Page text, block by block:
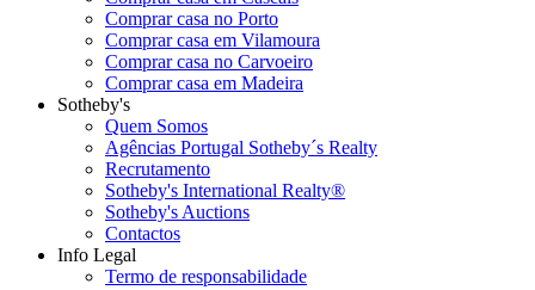
Comprar casa no Porto
Comprar casa em Vilamoura
Comprar casa no Carvoeiro
Comprar casa em Madeira
Sotheby's
Quem Somos
Agências Portugal Sotheby´s Realty
Recrutamento
Sotheby's International Realty®
Sotheby's Auctions
Contactos
Info Legal
Termo de responsabilidade